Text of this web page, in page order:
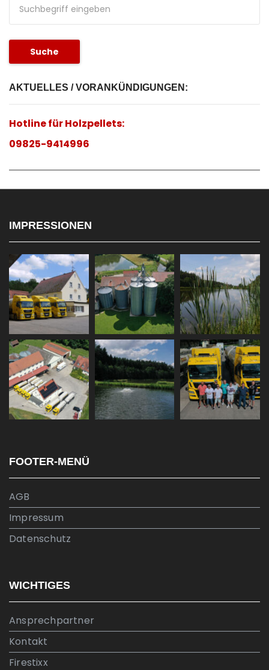
Suche
AKTUELLES / VORANKÜNDIGUNGEN:
Hotline fürHolzpellets:
09825-9414996
IMPRESSIONEN
FOOTER-MENÜ
AGB
Impressum
Datenschutz
WICHTIGES
Ansprechpartner
Kontakt
Firestixx